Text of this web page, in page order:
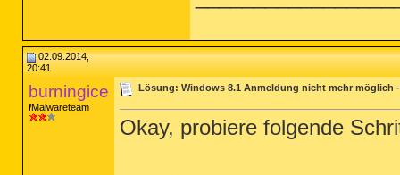
02.09.2014,
20:41
burningice
Malwareteam
Lösung: Windows 8.1 Anmeldung nicht mehr
Okay, probiere folgende